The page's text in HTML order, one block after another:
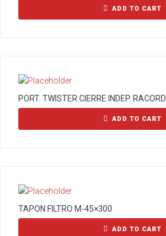
ADD TO CART
PORT. TWISTER CIERRE INDEP.
ADD TO CART
TAPON FILTRO M-45×300
ADD TO CART